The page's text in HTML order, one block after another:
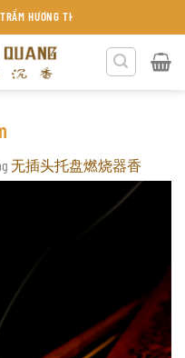
HƯƠNG THIÊN QUANG KHÁNH HÒA
无插头托盘燃烧器香